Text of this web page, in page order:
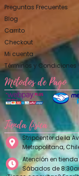
Preguntas Frecuentes
Blog
Carrito
Checkout
Mi cuenta
Términos y Condiciones
Métodos de Pago
Tienda física
Stripcenter de la
Metropolitana,
Atención en
Sábados de